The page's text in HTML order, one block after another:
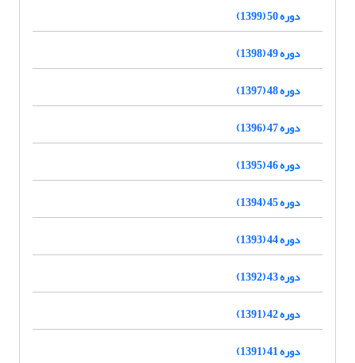
دوره 50 (1399)
دوره 49 (1398)
دوره 48 (1397)
دوره 47 (1396)
دوره 46 (1395)
دوره 45 (1394)
دوره 44 (1393)
دوره 43 (1392)
دوره 42 (1391)
دوره 41 (1391)